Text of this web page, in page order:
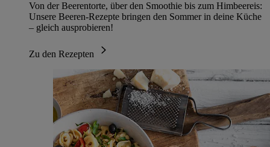
Von der Beerentorte, über den Smoothie bis zum Himbeereis:
Unsere Beeren-Rezepte bringen den Sommer in deine Küche
– gleich ausprobieren!
Zu den Rezepten